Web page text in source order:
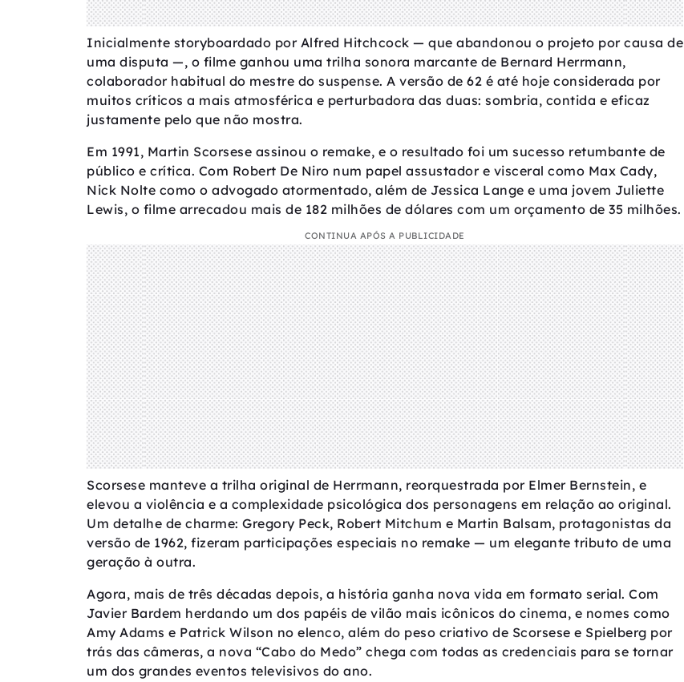
Inicialmente storyboardado por Alfred Hitchcock — que abandonou o projeto por causa de
uma disputa —, o filme ganhou uma trilha sonora marcante de Bernard Herrmann,
colaborador habitual do mestre do suspense. A versão de 62 é até hoje considerada por
muitos críticos a mais atmosférica e perturbadora das duas: sombria, contida e eficaz
justamente pelo que não mostra.
Em 1991, Martin Scorsese assinou o remake, e o resultado foi um sucesso retumbante de
público e crítica. Com Robert De Niro num papel assustador e visceral como Max Cady,
Nick Nolte como o advogado atormentado, além de Jessica Lange e uma jovem Juliette
Lewis, o filme arrecadou mais de 182 milhões de dólares com um orçamento de 35 milhões.
CONTINUA APÓS A PUBLICIDADE
Scorsese manteve a trilha original de Herrmann, reorquestrada por Elmer Bernstein, e
elevou a violência e a complexidade psicológica dos personagens em relação ao original.
Um detalhe de charme: Gregory Peck, Robert Mitchum e Martin Balsam, protagonistas da
versão de 1962, fizeram participações especiais no remake — um elegante tributo de uma
geração à outra.
Agora, mais de três décadas depois, a história ganha nova vida em formato serial. Com
Javier Bardem herdando um dos papéis de vilão mais icônicos do cinema, e nomes como
Amy Adams e Patrick Wilson no elenco, além do peso criativo de Scorsese e Spielberg por
trás das câmeras, a nova “Cabo do Medo” chega com todas as credenciais para se tornar
um dos grandes eventos televisivos do ano.